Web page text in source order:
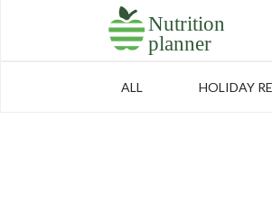
ALL HOLIDAY